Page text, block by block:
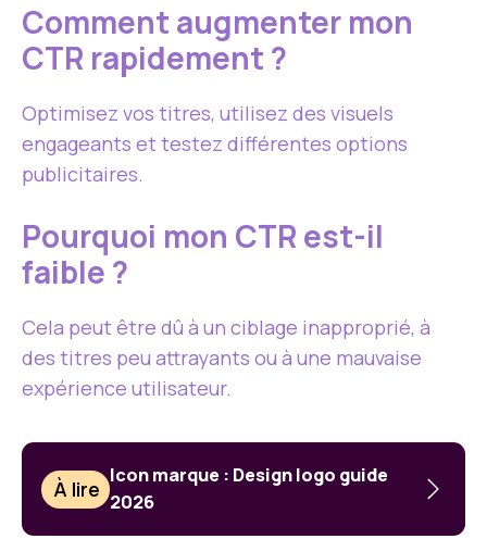
Comment augmenter mon
CTR rapidement ?
Optimisez vos titres, utilisez des visuels
engageants et testez différentes options
publicitaires.
Pourquoi mon CTR est-il
faible ?
Cela peut être dû à un ciblage inapproprié, à
des titres peu attrayants ou à une mauvaise
expérience utilisateur.
À lire
Icon marque : Design logo guide
2026